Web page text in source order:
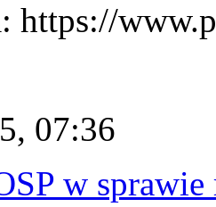
https://
07:36
w sprawie